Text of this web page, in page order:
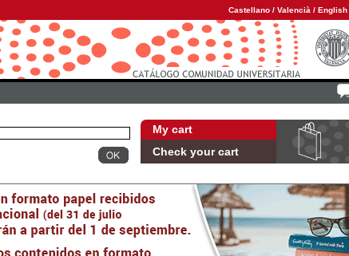
Castellano / Valencià / English
My cart
Check your cart